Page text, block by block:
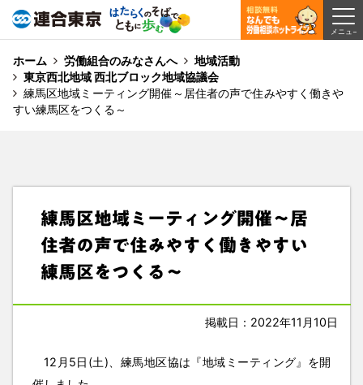
ホーム 労働組合のみなさんへ
地域活動
東京西北地域 西北ブロック地域協議会
練馬区地域ミーティング開催～居住者の声で住みやすく働きや
すい練馬区をつくる～
練馬区地域ミーティング開催～居
住者の声で住みやすく働きやすい
練馬区をつくる～
掲載日：2022年11月10日
12月5日(土)、練馬地区協は『地域ミーティング』を開